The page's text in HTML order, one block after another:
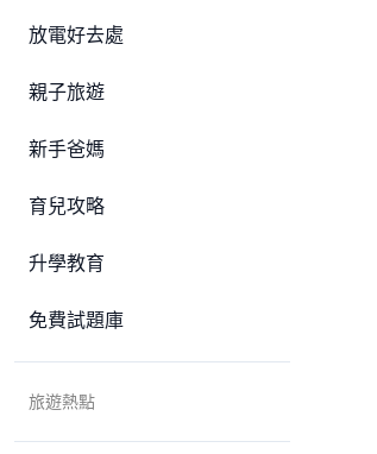
放電好去處
親子旅遊
新手爸媽
育兒攻略
升學教育
免費試題庫
旅遊熱點